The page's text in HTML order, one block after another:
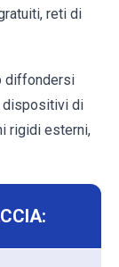
reti di
diffondersi
dispositivi di
rigidi esterni,